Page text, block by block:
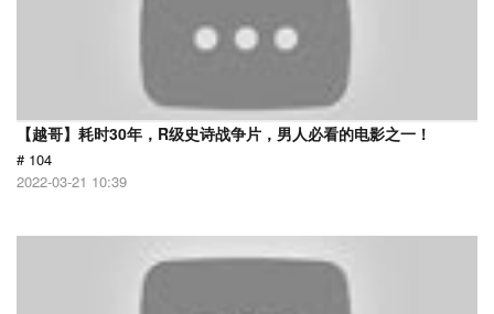
【越哥】耗时30年，R级史诗战争片，男人必看的电影之一！
# 104
2022-03-21 10:39